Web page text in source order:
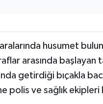
husumet
arasında başlayan
getirdiği bıçakla
polis ve sağlık